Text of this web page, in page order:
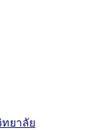
ยาลัย